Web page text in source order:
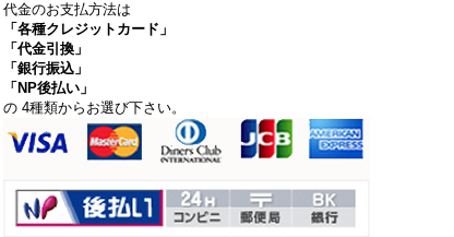
代金のお支払方法は
「各種クレジットカード」
「代金引換」
「銀行振込」
「NP後払い」
の 4種類からお選び下さい。